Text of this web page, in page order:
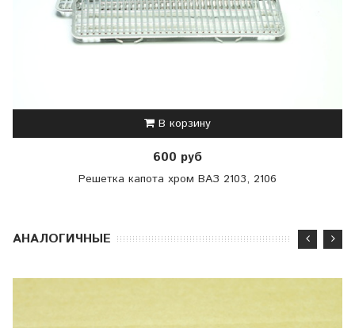
В корзину
600 руб
Решетка капота хром ВАЗ 2103, 2106
АНАЛОГИЧНЫЕ